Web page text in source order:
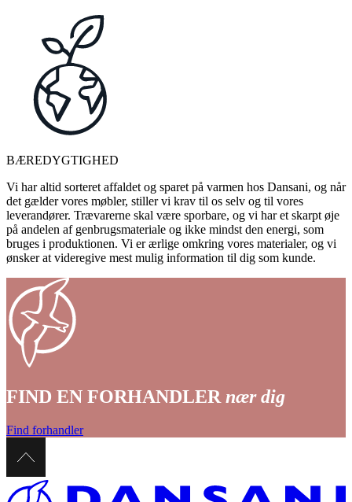
BÆREDYGTIGHED
Vi har altid sorteret affaldet og sparet på varmen hos Dansani, og når
det gælder vores møbler, stiller vi krav til os selv og til vores
leverandører. Trævarerne skal være sporbare, og vi har et skarpt øje
på andelen af genbrugsmateriale og ikke mindst den energi, som
bruges i produktionen. Vi er ærlige omkring vores materialer, og vi
ønsker at videregive mest mulig information til dig som kunde.
FIND EN FORHANDLER nær dig
Find forhandler